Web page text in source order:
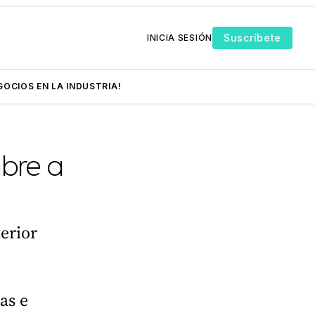
INICIA SESIÓN Suscríbete
EN LA INDUSTRIA!
a
e